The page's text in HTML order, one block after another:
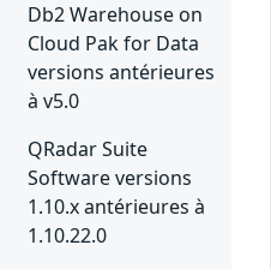
Db2 Warehouse on
Cloud Pak for Data
versions antérieures
à v5.0
QRadar Suite
Software versions
1.10.x antérieures à
1.10.22.0